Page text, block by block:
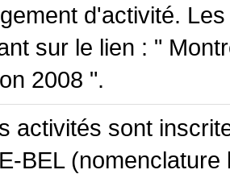
d'activité.
sur le lien : "
2008 ".
activités sont
BEL